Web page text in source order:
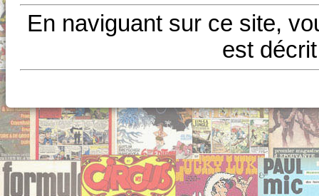
En naviguant sur ce site,
est